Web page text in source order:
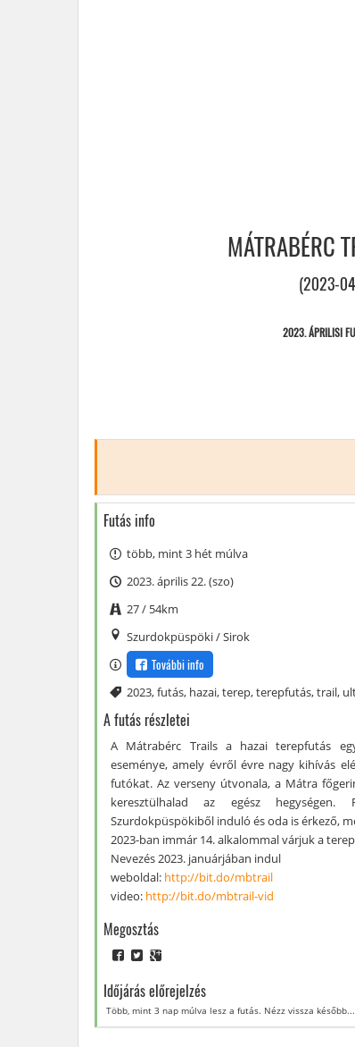
MÁTRABÉRC
(2023-
2023. ÁPRILISI
Futás info
több, mint 3 hét múlva
2023. április 22. (szo)
27 / 54km
Szurdokpüspöki/Sirok
További info
Címke
2023,futás, hazai,terep,terepfutás,trail,
A futás részletei
A Mátrabérc Trails a hazai terepfutás
eseménye, amely évről évre nagy kihívás
futókat. Az verseny útvonala, a Mátra
keresztülhalad az egész
Szurdokpüspökiből induló és oda is érkező,
2023-ban immár 14. alkalommal várjuk a
Nevezés 2023. januárjában indul
weboldal: http://bit.do/mbtrail
video: http://bit.do/mbtrail-vid
Megosztás
Időjárás előrejelzés
Több, mint 3 nap múlva lesz a futás. Nézz vissza később...